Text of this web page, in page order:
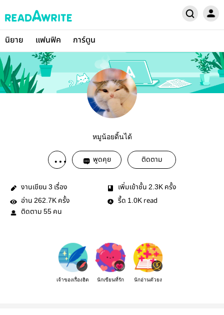
นิยาย แฟนฟิค การ์ตูน
หมูน้อยดิ้นได้
พูดคุย ติดตาม
งานเขียน 3 เรื่อง เพิ่มเข้าชั้น 2.3K ครั้ง
อ่าน 262.7K ครั้ง รี้ด 1.0K read
ติดตาม 55 คน
เจ้าของเรื่องฮิต นักเขียนที่รัก นักอ่านตัวยง